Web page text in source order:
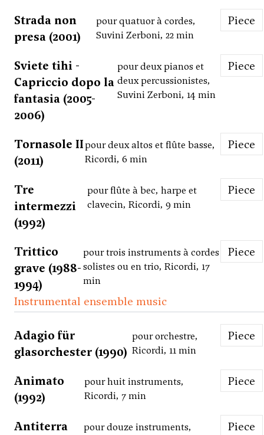
Strada non
presa (2001)
pour quatuor à cordes,
Suvini Zerboni, 22 min
Piece
Sviete tihi -
Capriccio dopo la
fantasia (2005-
2006)
pour deux pianos et
deux percussionistes,
Suvini Zerboni, 14 min
Piece
Tornasole II
(2011)
pour deux altos et flûte basse,
Ricordi, 6 min
Piece
Tre
intermezzi
(1992)
pour flûte à bec, harpe et
clavecin, Ricordi, 9 min
Piece
Trittico
grave (1988-
1994)
pour trois instruments à cordes
solistes ou en trio, Ricordi, 17
min
Piece
Instrumental ensemble music
Adagio für
glasorchester (1990)
pour orchestre,
Ricordi, 11 min
Piece
Animato
(1992)
pour huit instruments,
Ricordi, 7 min
Piece
Antiterra
pour douze instruments,
Piece